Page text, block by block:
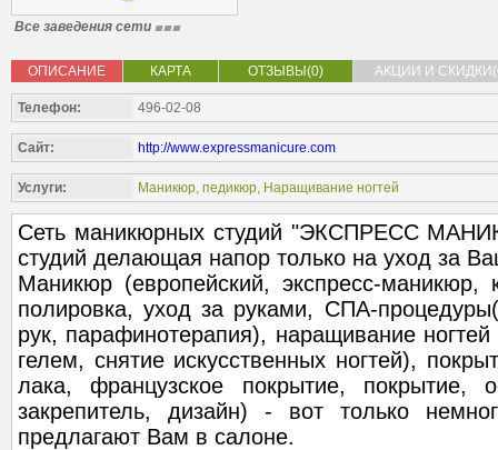
Все заведения сети
ОПИСАНИЕ КАРТА ОТЗЫВЫ(0) АКЦИИ И
Телефон: 496-02-08
Сайт: http://www.expressmanicure.com
Услуги: Маникюр, педикюр, Наращивание ногтей
Сеть маникюрных студий "ЭКСПРЕСС
студий делающая напор только на уход за
Маникюр (европейский, экспресс-маникюр,
полировка, уход за руками, СПА-
рук, парафинотерапия), наращивание
гелем, снятие искусственных ногтей),
лака, французское покрытие, покрытие,
закрепитель, дизайн) - вот только
предлагают Вам в салоне.